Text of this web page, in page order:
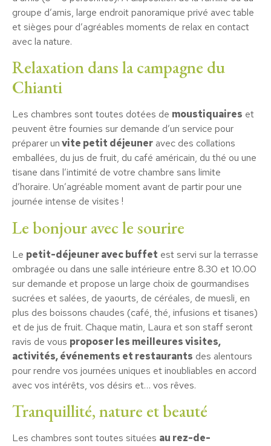
groupe d’amis, large endroit panoramique privé avec table
et sièges pour d’agréables moments de relax en contact
avec la nature.
Relaxation dans la campagne du
Chianti
Les chambres sont toutes dotées de moustiquaires et
peuvent être fournies sur demande d’un service pour
préparer unvite petit déjeuner avec des collations
emballées, du jus de fruit, du café américain, du thé ou une
tisane dans l’intimité de votre chambre sans limite
d’horaire. Un’agréable moment avant de partir pour une
journée intense de visites !
Le bonjour avec le sourire
Le petit-déjeuner avec buffet est servi sur la terrasse
ombragée ou dans une salle intérieure entre 8.30 et 10.00
sur demande et propose un large choix de gourmandises
sucrées et salées, de yaourts, de céréales, de muesli, en
plus des boissons chaudes (café, thé, infusions et tisanes)
et de jus de fruit. Chaque matin, Laura et son staff seront
ravis de vous proposer les meilleures visites,
activités, événements et restaurants des alentours
pour rendre vos journées uniques et inoubliables en accord
avec vos intérêts, vos désirs et… vos rêves.
Tranquillité, nature et beauté
Les chambres sont toutes situées au rez-de-